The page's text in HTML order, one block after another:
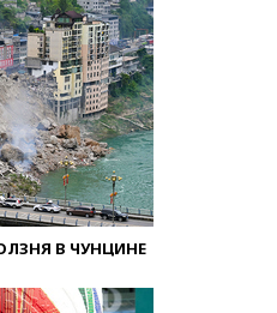
В ЧУНЦИНЕ